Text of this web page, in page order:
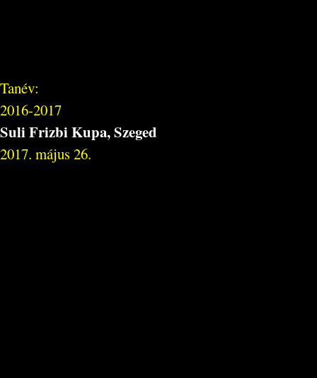
Tanév:
2016-2017
Suli Frizbi Kupa, Szeged
2017. május 26.